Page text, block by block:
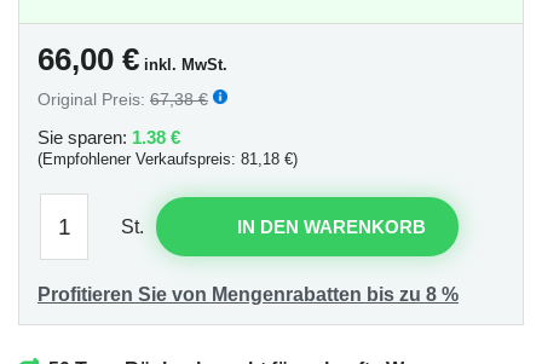
66,00 € inkl. MwSt.
Original Preis: 67,38 €
Sie sparen: 1.38 €
(Empfohlener Verkaufspreis: 81,18 €)
St. IN DEN WARENKORB
Profitieren Sie von Mengenrabatten bis zu 8 %